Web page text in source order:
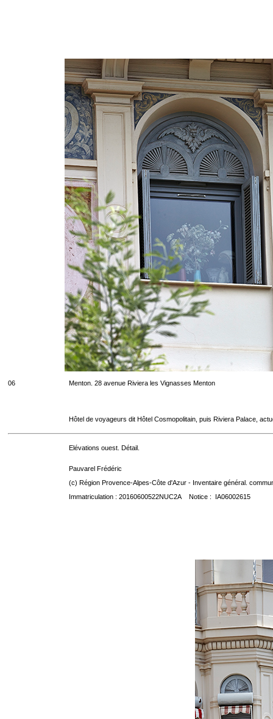
06 Menton. 28 avenue Riviera les Vignasses Menton
Hôtel de voyageurs dit Hôtel Cosmopolitain, puis Riviera Palace,
Elévations ouest. Détail.
Pauvarel Frédéric
(c) Région Provence-Alpes-Côte d'Azur - Inventaire général.
Immatriculation : 20160600522NUC2A Notice : IA06002615